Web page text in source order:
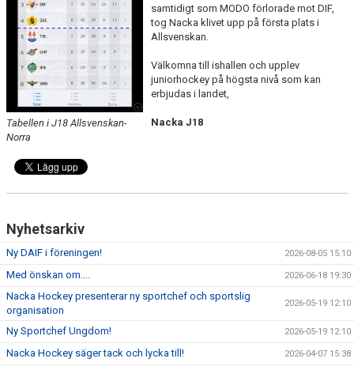
KAFETERIAN
SÄSONGS- OCH MEDLEMSAVGIFTER
DOKUMENT
ÖVERGÅNGAR OCH PROVSPEL
SVENSK HOCKEY TV
SCHEMA NACKA SKILLS 2026
SCHEMA HOCKEY IQ-CAMP
Tabellen i J18 Allsvenskan-
Norra
samtidigt som MODO förlorade mot DIF,
tog Nacka klivet upp på första plats i
Allsvenskan.
Välkomna till ishallen och upplev
juniorhockey på högsta nivå som kan
erbjudas i landet,
Nacka J18
Nyhetsarkiv
Ny DAIF i föreningen! 2026-08-05 15:10
Med önskan om.... 2026-06-18 19:30
Nacka Hockey presenterar ny sportchef och sportslig
organisation
2026-05-19 12:10
Ny Sportchef Ungdom! 2026-05-19 12:10
Nacka Hockey säger tack och lycka till! 2026-04-07 15:38